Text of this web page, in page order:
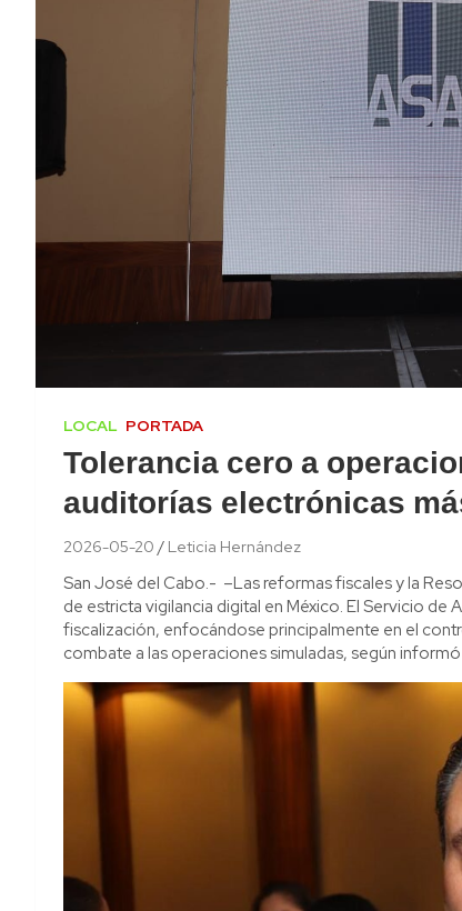
LOCAL PORTADA
Tolerancia cero a
auditorías electrónicas
2026-05-20 Leticia Hernández
San José del Cabo.- –Las reformas fiscales y la
de estricta vigilancia digital en México. El Servicio
fiscalización, enfocándose principalmente en el
combate a las operaciones simuladas, según